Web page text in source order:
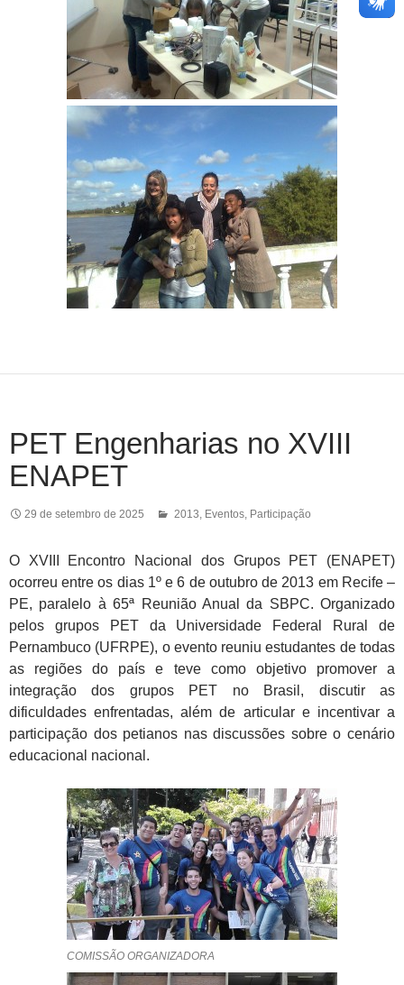
PET Engenharias no XVIII
ENAPET
29 de setembro de 2025 2013, Eventos, Participação
O XVIII Encontro Nacional dos Grupos PET (ENAPET)
ocorreu entre os dias 1º e 6 de outubro de 2013 em Recife –
PE, paralelo à 65ª Reunião Anual da SBPC. Organizado
pelos grupos PET da Universidade Federal Rural de
Pernambuco (UFRPE), o evento reuniu estudantes de todas
as regiões do país e teve como objetivo promover a
integração dos grupos PET no Brasil, discutir as
dificuldades enfrentadas, além de articular e incentivar a
participação dos petianos nas discussões sobre o cenário
educacional nacional.
COMISSÃO ORGANIZADORA